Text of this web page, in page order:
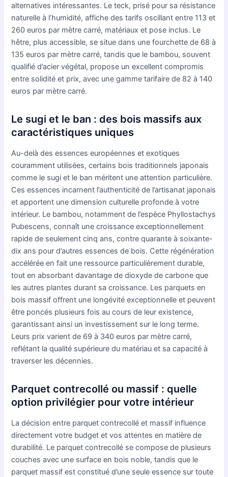
alternatives intéressantes. Le teck, prisé pour sa résistance
naturelle à l’humidité, affiche des tarifs oscillant entre 113 et
260 euros par mètre carré, matériaux et pose inclus. Le
hêtre, plus accessible, se situe dans une fourchette de 68 à
135 euros par mètre carré, tandis que le bambou, souvent
qualifié d’acier végétal, propose un excellent compromis
entre solidité et prix, avec une gamme tarifaire de 82 à 140
euros par mètre carré.
Le sugi et le ban : des bois massifs aux
caractéristiques uniques
Au-delà des essences européennes et exotiques
couramment utilisées, certains bois traditionnels japonais
comme le sugi et le ban méritent une attention particulière.
Ces essences incarnent l’authenticité de l’artisanat japonais
et apportent une dimension culturelle profonde à votre
intérieur. Le bambou, notamment de l’espèce Phyllostachys
Pubescens, connaît une croissance exceptionnellement
rapide de seulement cinq ans, contre quarante à soixante-
dix ans pour d’autres essences de bois. Cette régénération
accélérée en fait une ressource particulièrement durable,
tout en absorbant davantage de dioxyde de carbone que
les autres plantes durant sa croissance. Les parquets en
bois massif offrent une longévité exceptionnelle et peuvent
être poncés plusieurs fois au cours de leur existence,
garantissant ainsi un investissement sur le long terme.
Leurs prix varient de 69 à 340 euros par mètre carré,
reflétant la qualité supérieure du matériau et sa capacité à
traverser les décennies.
Parquet contrecollé ou massif : quelle
option privilégier pour votre intérieur
La décision entre parquet contrecollé et massif influence
directement votre budget et vos attentes en matière de
durabilité. Le parquet contrecollé se compose de plusieurs
couches avec une surface en bois noble, tandis que le
parquet massif est constitué d’une seule essence sur toute